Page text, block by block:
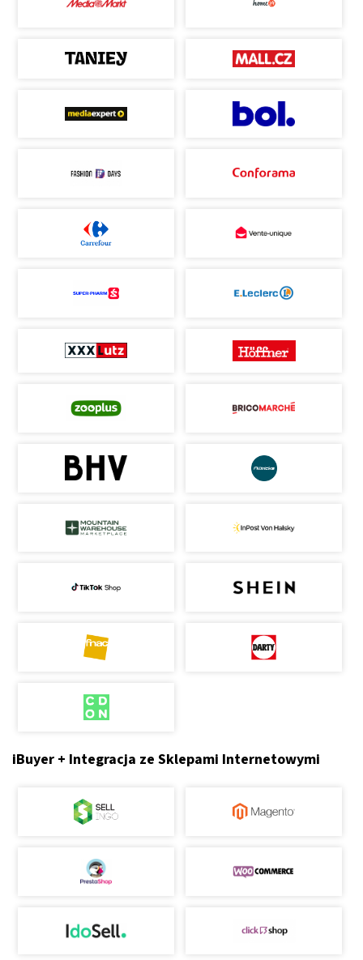
iBuyer + Integracja ze Sklepami Internetowymi